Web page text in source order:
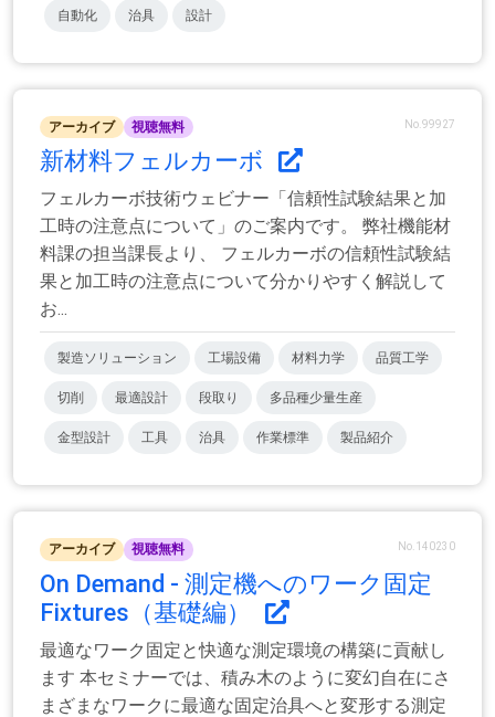
自動化 治具 設計
アーカイブ 視聴無料 No.99927
新材料フェルカーボ
フェルカーボ技術ウェビナー「信頼性試験結果と加
工時の注意点について」のご案内です。 弊社機能材
料課の担当課長より、 フェルカーボの信頼性試験結
果と加工時の注意点について分かりやすく解説して
お...
製造ソリューション 工場設備 材料力学 品質工学
切削 最適設計 段取り 多品種少量生産
金型設計 工具 治具 作業標準 製品紹介
アーカイブ 視聴無料 No.140230
On Demand - 測定機へのワーク固定
Fixtures（基礎編）
最適なワーク固定と快適な測定環境の構築に貢献し
ます 本セミナーでは、積み木のように変幻自在にさ
まざまなワークに最適な固定治具へと変形する測定